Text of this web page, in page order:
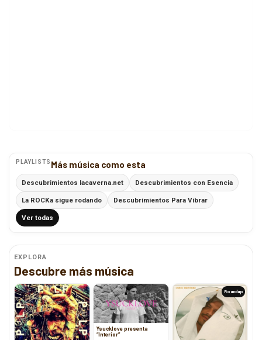
PLAYLISTS Más música como esta
Descubrimientos lacaverna.net Descubrimientos con Esencia
La ROCKa sigue rodando Descubrimientos Para Vibrar
Ver todas
EXPLORA
Descubre más música
Ysucklove presenta
“Interior”
Roundup